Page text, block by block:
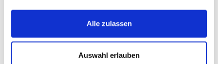
Alle zulassen
Auswahl erlauben